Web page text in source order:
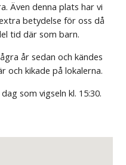
Även denna plats har vi
betydelse för oss då
tid där som barn.
år sedan och kändes
och kikade på lokalerna.
som vigseln kl. 15:30.